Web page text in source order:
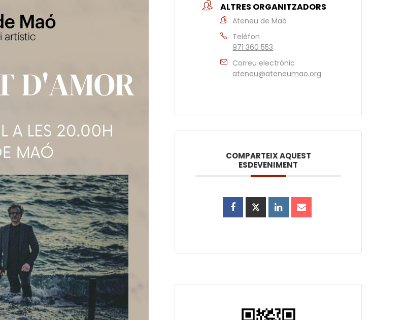
ALTRES ORGANITZADORS
Ateneu de Maó
Telèfon
971 360 553
Correu electrònic
ateneu@ateneumao.org
COMPARTEIX AQUEST
ESDEVENIMENT